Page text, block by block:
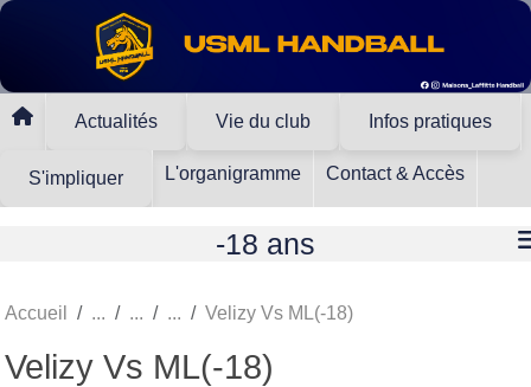
Actualités Vie du club Infos pratiques
S'impliquer L'organigramme Contact & Accès
-18 ans
Accueil Velizy Vs ML(-18)
Velizy Vs ML(-18)
Panneau de gestion des cookies